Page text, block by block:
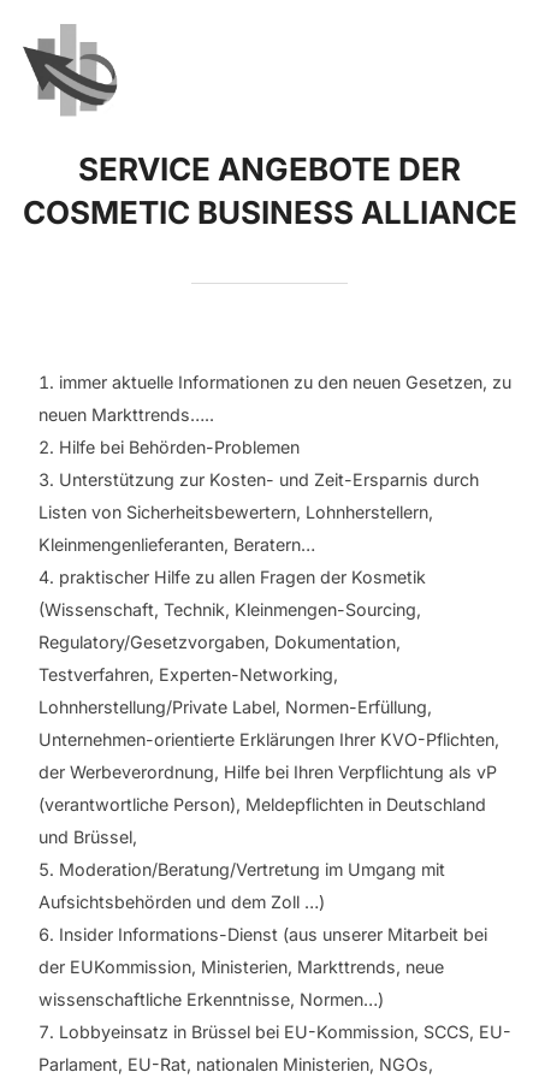
Inhalt
springen
SERVICE ANGEBOTE DER
COSMETIC BUSINESS ALLIANCE
immer aktuelle Informationen zu den neuen Gesetzen, zu
neuen Markttrends…..
Hilfe bei Behörden-Problemen
Unterstützung zur Kosten- und Zeit-Ersparnis durch
Listen von Sicherheitsbewertern, Lohnherstellern,
Kleinmengenlieferanten, Beratern…
praktischer Hilfe zu allen Fragen der Kosmetik
(Wissenschaft, Technik, Kleinmengen-Sourcing,
Regulatory/Gesetzvorgaben, Dokumentation,
Testverfahren, Experten-Networking,
Lohnherstellung/Private Label, Normen-Erfüllung,
Unternehmen-orientierte Erklärungen Ihrer KVO-Pflichten,
der Werbeverordnung, Hilfe bei Ihren Verpflichtung als vP
(verantwortliche Person), Meldepflichten in Deutschland
und Brüssel,
Moderation/Beratung/Vertretung im Umgang mit
Aufsichtsbehörden und dem Zoll …)
Insider Informations-Dienst (aus unserer Mitarbeit bei
der EUKommission, Ministerien, Markttrends, neue
wissenschaftliche Erkenntnisse, Normen…)
Lobbyeinsatz in Brüssel bei EU-Kommission, SCCS, EU-
Parlament, EU-Rat, nationalen Ministerien, NGOs,